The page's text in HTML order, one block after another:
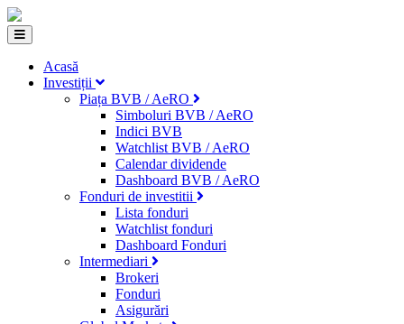
Acasă
Investiții
Piața BVB / AeRO
Simboluri BVB / AeRO
Indici BVB
Watchlist BVB / AeRO
Calendar dividende
Dashboard BVB / AeRO
Fonduri de investitii
Lista fonduri
Watchlist fonduri
Dashboard Fonduri
Intermediari
Brokeri
Fonduri
Asigurări